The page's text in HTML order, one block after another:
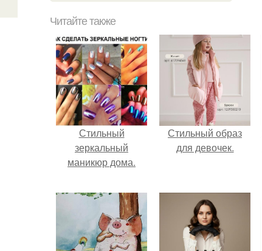
Читайте также
Стильный
зеркальный
маникюр дома.
Стильный образ
для девочек.